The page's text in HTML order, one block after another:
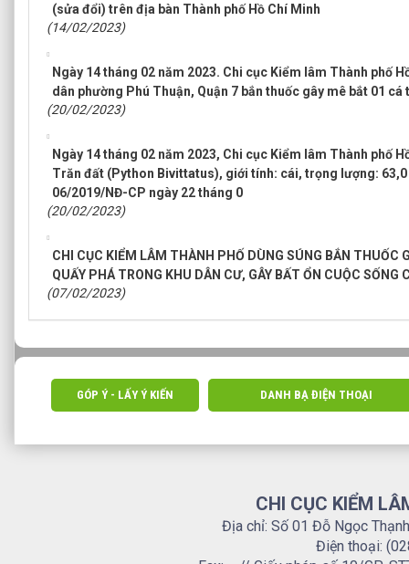
(sửa đổi) trên địa bàn Thành phố Hồ Chí Minh
(14/02/2023)
Ngày 14 tháng 02 năm 2023. Chi cục Kiểm lâm Thành phố
dân phường Phú Thuận, Quận 7 bắn thuốc gây mê bắt 01
(20/02/2023)
Ngày 14 tháng 02 năm 2023, Chi cục Kiểm lâm Thành phố
Trăn đất (Python Bivittatus), giới tính: cái, trọng lượng:
06/2019/NĐ-CP ngày 22 tháng 0
(20/02/2023)
CHI CỤC KIỂM LÂM THÀNH PHỐ DÙNG SÚNG BẮN THUỐC
QUẤY PHÁ TRONG KHU DÂN CƯ, GÂY BẤT ỔN CUỘC SỐNG
(07/02/2023)
GÓP Ý - LẤY Ý KIẾN DANH BẠ ĐIỆN THOẠI
CHI CỤC KIỂM
Địa chỉ: Số 01 Đỗ Ngọc
Điện thoại: